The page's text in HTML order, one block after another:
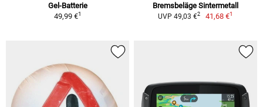
Gel-Batterie
49,99 €1
Bremsbeläge Sintermetall
UVP 49,03 €2 41,68 €1